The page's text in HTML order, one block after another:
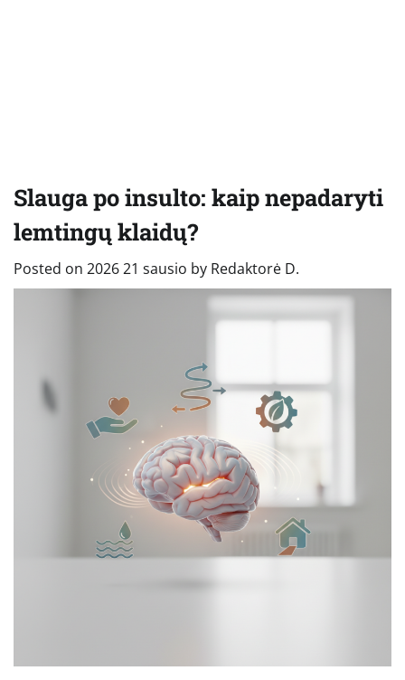
Slauga po insulto: kaip nepadaryti
lemtingų klaidų?
Posted on 2026 21 sausio by Redaktorė D.